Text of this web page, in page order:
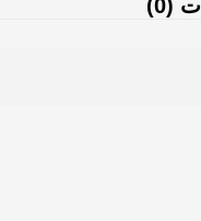
(0)